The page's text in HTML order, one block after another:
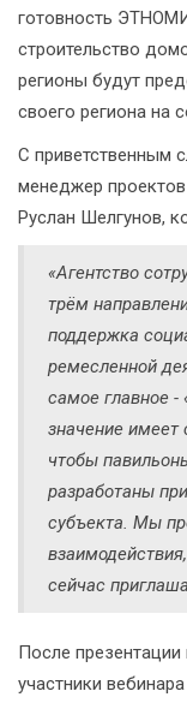
готовность
строительство
регионы будут
своего региона на
С приветственным
менеджер проектов
Руслан Шелгунов,
«Агентство
трём
поддержка
ремесленной
самое главное
значение имеет
чтобы
разработаны
субъекта. Мы
сейчас
После
участники